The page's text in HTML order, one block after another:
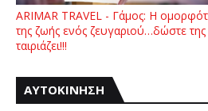
ARIMAR TRAVEL - Γάμος: Η
της ζωής ενός ζευγαριού…δώστε
ταιριάζει!!!
ΑΥΤΟΚΙΝΗΣΗ